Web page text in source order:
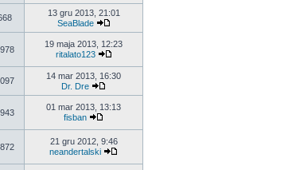
13 gru 2013, 21:01
SeaBlade
19 maja 2013, 12:23
ritalato123
14 mar 2013, 16:30
Dr. Dre
01 mar 2013, 13:13
fisban
21 gru 2012, 9:46
neandertalski